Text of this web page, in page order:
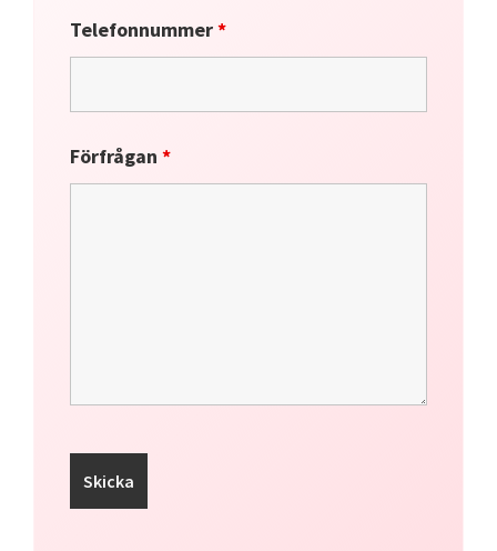
Telefonnummer*
Förfrågan*